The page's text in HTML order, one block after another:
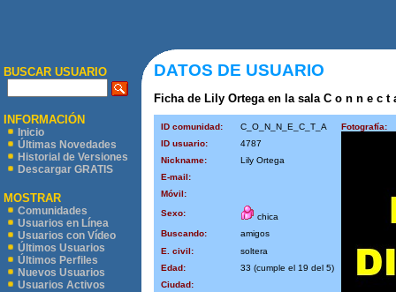
BUSCAR USUARIO
INFORMACIÓN
Inicio
Últimas Novedades
Historial de Versiones
Descargar GRATIS
MOSTRAR
Comunidades
Usuarios en Línea
Usuarios con Vídeo
Últimos Usuarios
Últimos Perfiles
Nuevos Usuarios
Usuarios Activos
DATOS DE USUARIO
Ficha de Lily Ortega en la sala C o n n e c t
ID comunidad: C_O_N_N_E_C_T_A
Fotografía:
ID usuario:
4787
Nickname:
Lily Ortega
E-mail:
Móvil:
Sexo:
chica
Buscando:
amigos
E. civil:
soltera
Edad:
33 (cumple el 19 del 5)
Ciudad: